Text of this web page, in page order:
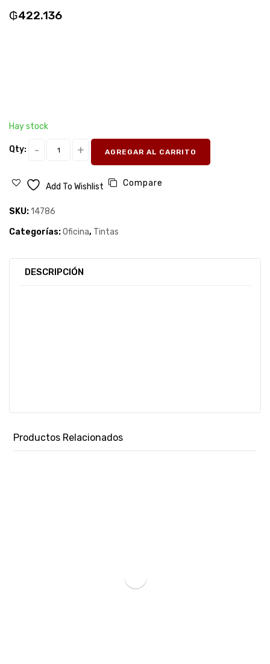
₲422.136
Hay stock
Qty: AGREGAR AL CARRITO
Add To Wishlist Compare
SKU:14786
Categorías:Oficina, Tintas
DESCRIPCIÓN
Productos Relacionados